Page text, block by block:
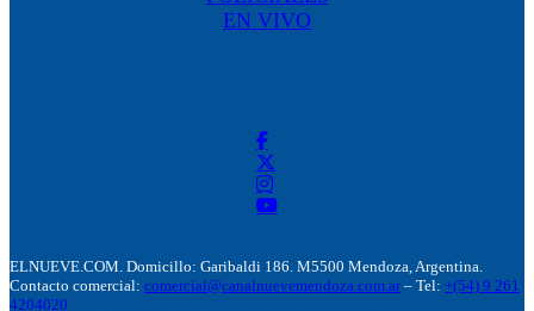
EN VIVO
ELNUEVE.COM. Domicillo: Garibaldi 186. M5500 Mendoza, Argentina.
Contacto comercial: comercial@canalnuevemendoza.com.ar – Tel: +(54) 9 261
4204020